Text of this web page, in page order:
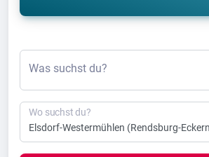
Was suchst du?
Wo suchst du?